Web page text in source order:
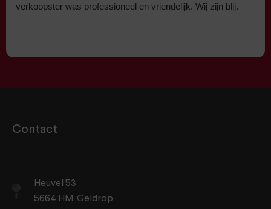
verkoopster was professioneel en vriendelijk. Wij zijn blij.
Contact
Heuvel 53
5664 HM, Geldrop